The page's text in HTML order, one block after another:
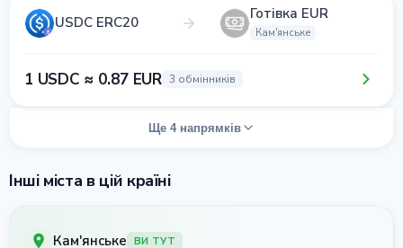
USDC ERC20 Готівка EUR
Кам'янське
1 USDC ≈ 0.87 EUR 3 обмінників
Ще 4 напрямків
Інші міста в цій країні
Кам'янське ВИ ТУТ